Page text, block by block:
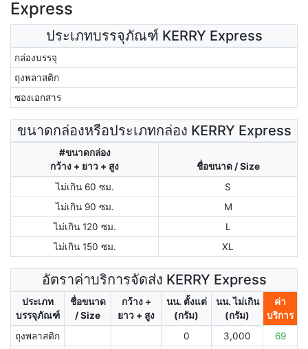
Express
ประเภทบรรจุภัณฑ์ KERRY Express
กล่องบรรจุ
ถุงพลาสติก
ซองเอกสาร
ขนาดกล่องหรือประเภทกล่อง KERRY Express
#ขนาดกล่อง
กว้าง + ยาว + สูง
ชื่อขนาด / Size
ไม่เกิน 60 ซม.
S
ไม่เกิน 90 ซม.
M
ไม่เกิน 120 ซม.
L
ไม่เกิน 150 ซม.
XL
อัตราค่าบริการจัดส่ง KERRY Express
ประเภท
บรรจุภัณฑ์
ชื่อขนาด
/ Size
กว้าง +
ยาว + สูง
นน. ตั้งแต่
(กรัม)
นน. ไม่เกิน
(กรัม)
ค่า
บริการ
ถุงพลาสติก
0 3,000
69